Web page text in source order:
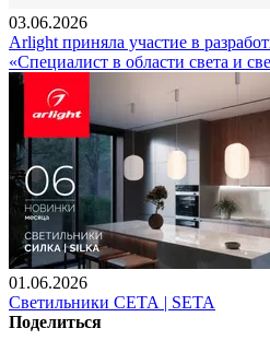
03.06.2026
Arlight приняла участие в
«Специалист в области света и
01.06.2026
Светильники СЕТА | SETA
Поделиться